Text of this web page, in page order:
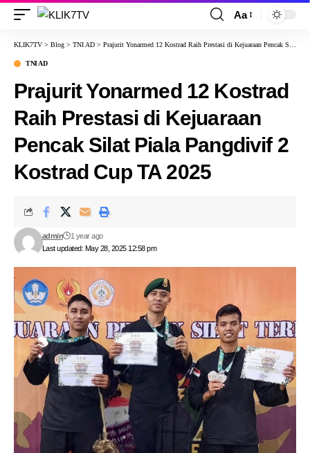
Aa
KLIK7TV > Blog > TNI AD > Prajurit Yonarmed 12 Kostrad Raih Prestasi di Kejuaraan Pencak Silat Piala Pangdivif 2 Kostrad Cup TA 2025
TNI AD
Prajurit Yonarmed 12 Kostrad
Raih Prestasi di Kejuaraan
Pencak Silat Piala Pangdivif 2
Kostrad Cup TA 2025
Last updated: May 28, 2025 12:58 pm
admin 1 year ago